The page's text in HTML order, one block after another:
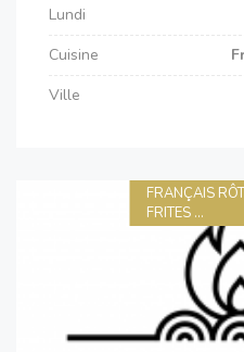
Lundi
Cuisine
Ville
FRANÇAIS
FRITES ...